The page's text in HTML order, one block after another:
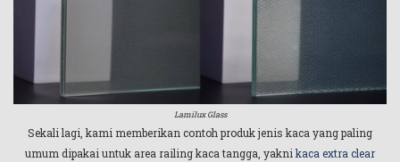
Lamilux Glass
Sekali lagi, kami memberikan contoh produk jenis kaca yang paling
umum dipakai untuk area railing kaca tangga, yaknikaca extra clear